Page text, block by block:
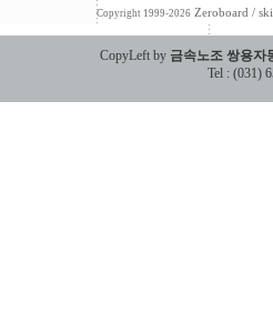
Copyright 1999-2026 Zeroboard /
CopyLeft by 금속노조 쌍용자
Tel : (031)